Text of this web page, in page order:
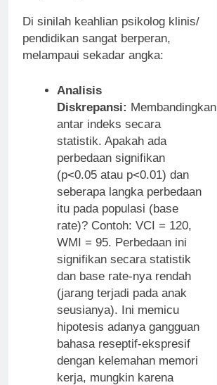
Di sinilah keahlian psikolog klinis/
pendidikan sangat berperan,
melampaui sekadar angka:
Analisis
Diskrepansi: Membandingkan
antar indeks secara
statistik. Apakah ada
perbedaan signifikan
(p<0.05 atau p<0.01) dan
seberapa langka perbedaan
itu pada populasi (base
rate)? Contoh: VCI = 120,
WMI = 95. Perbedaan ini
signifikan secara statistik
dan base rate-nya rendah
(jarang terjadi pada anak
seusianya). Ini memicu
hipotesis adanya gangguan
bahasa reseptif-ekspresif
dengan kelemahan memori
kerja, mungkin karena